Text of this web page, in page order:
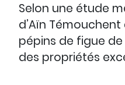
Selon une étude
d’Aïn Témouchent
pépins de figue
des propriétés